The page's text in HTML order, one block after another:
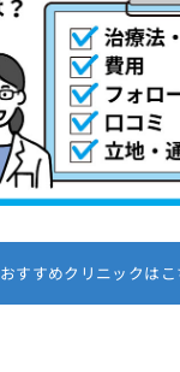
ェイシャルフィラー
ーリング
ェイシャル
で評判のおすすめ美
すすめクリニックはこ